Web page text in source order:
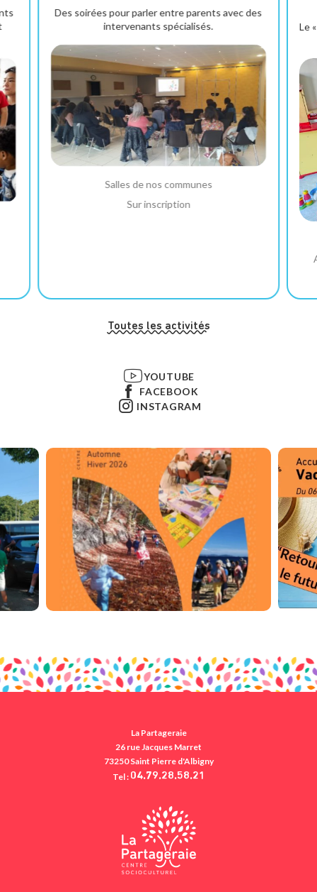
Des soirées pour parler entre parents avec des
intervenants spécialisés.
Salles de nos communes
Sur inscription
Le
Toutes les activités
YOUTUBE
FACEBOOK
INSTAGRAM
La Partageraie
26 rue Jacques Marret
73250 Saint Pierre d'Albigny
Tel : 04.79.28.58.21